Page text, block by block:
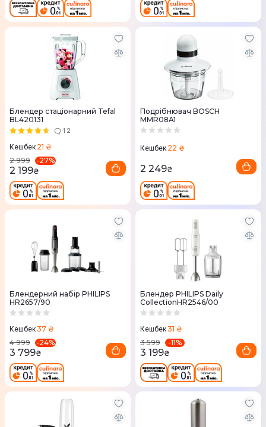
Блендер стаціонарний Tefal
BL420131
12
Кешбек 21 ₴
2 999
-27%
2 199₴
Подрібнювач BOSCH
MMR08A1
Кешбек 22 ₴
2 249₴
Блендерний набір PHILIPS
HR2657/90
Кешбек37 ₴
4 999
-24%
3 799₴
Блендер PHILIPS Daily
CollectionHR2546/00
Кешбек31 ₴
3 599
-11%
3 199₴